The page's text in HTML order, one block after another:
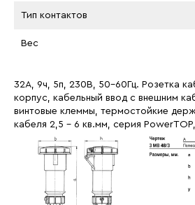
Тип контактов
Вес
32A, 9ч, 5п, 230B, 50-60Гц. Розетка
корпус, кабельный ввод с внешним
винтовые клеммы, термостойкие
кабеля 2,5 - 6 кв.мм, серия PowerTOP,